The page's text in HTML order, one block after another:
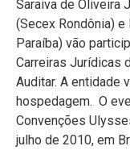
Saraiva de Oliveira
(Secex Rondônia)
Paraíba) vão
Carreiras Jurídicas
Auditar. A entidade
hospedagem. O
Convenções
julho de 2010, em